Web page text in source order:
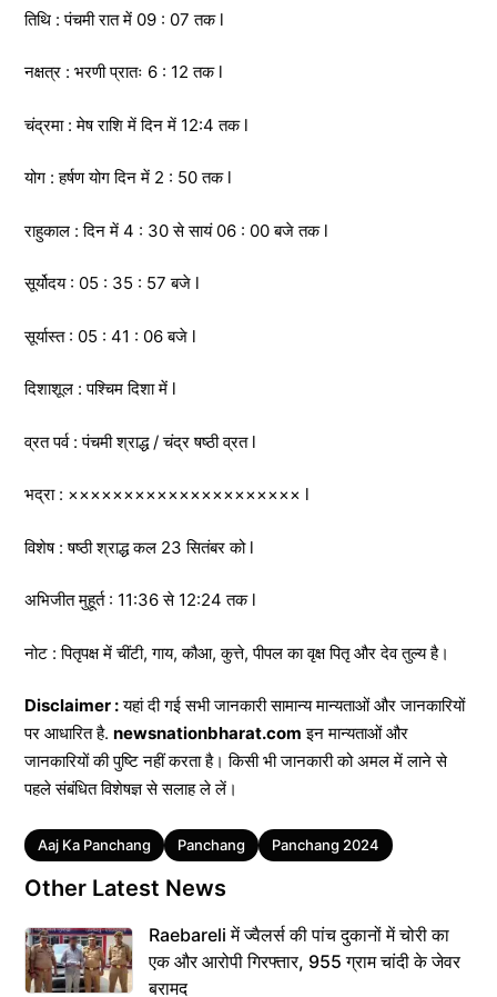
तिथि : पंचमी रात में 09 : 07 तक l
नक्षत्र : भरणी प्रातः 6 : 12 तक l
चंद्रमा : मेष राशि में दिन में 12:4 तक l
योग : हर्षण योग दिन में 2 : 50 तक l
राहुकाल : दिन में 4 : 30 से सायं 06 : 00 बजे तक l
सूर्योदय : 05 : 35 : 57 बजे l
सूर्यास्त : 05 : 41 : 06 बजे l
दिशाशूल : पश्चिम दिशा में l
व्रत पर्व : पंचमी श्राद्ध / चंद्र षष्ठी व्रत l
भद्रा : ××××××××××××××××××××× l
विशेष : षष्ठी श्राद्ध कल 23 सितंबर को l
अभिजीत मुहूर्त : 11:36 से 12:24 तक l
नोट : पितृपक्ष में चींटी, गाय, कौआ, कुत्ते, पीपल का वृक्ष पितृ और देव तुल्य है।
Disclaimer :यहां दी गई सभी जानकारी सामान्य मान्यताओं और जानकारियों
पर आधारित है. newsnationbharat.com इन मान्यताओं और
जानकारियों की पुष्टि नहीं करता है। किसी भी जानकारी को अमल में लाने से
पहले संबंधित विशेषज्ञ से सलाह ले लें।
Tags
Aaj Ka Panchang Panchang Panchang 2024
Other Latest News
Raebareli में ज्वैलर्स की पांच दुकानों में चोरी का
एक और आरोपी गिरफ्तार, 955 ग्राम चांदी के जेवर
बरामद